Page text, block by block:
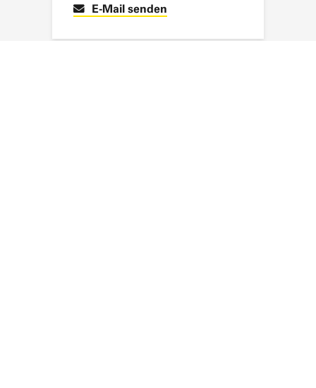
E-Mail senden